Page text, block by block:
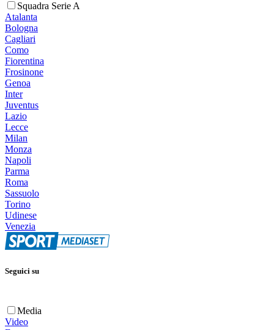
Squadra Serie A
Atalanta
Bologna
Cagliari
Como
Fiorentina
Frosinone
Genoa
Inter
Juventus
Lazio
Lecce
Milan
Monza
Napoli
Parma
Roma
Sassuolo
Torino
Udinese
Venezia
Seguici su
Media
Video